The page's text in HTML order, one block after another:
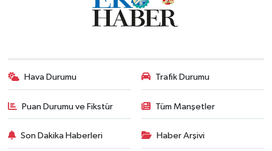
Hava Durumu Trafik Durumu
Puan Durumu ve Fikstür Tüm Manşetler
Son Dakika Haberleri Haber Arşivi